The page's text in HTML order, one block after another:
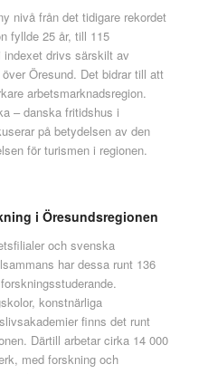
nivå från det tidigare rekordet
fyllde 25 år, till 115
drivs särskilt av
Öresund. Det bidrar till att
arbetsmarknadsregion.
– danska fritidshus i
på betydelsen av den
för turismen i regionen.
i Öresundsregionen
och svenska
har dessa runt 136
konstnärliga
finns det runt
Därtill arbetar cirka 14 000
med forskning och